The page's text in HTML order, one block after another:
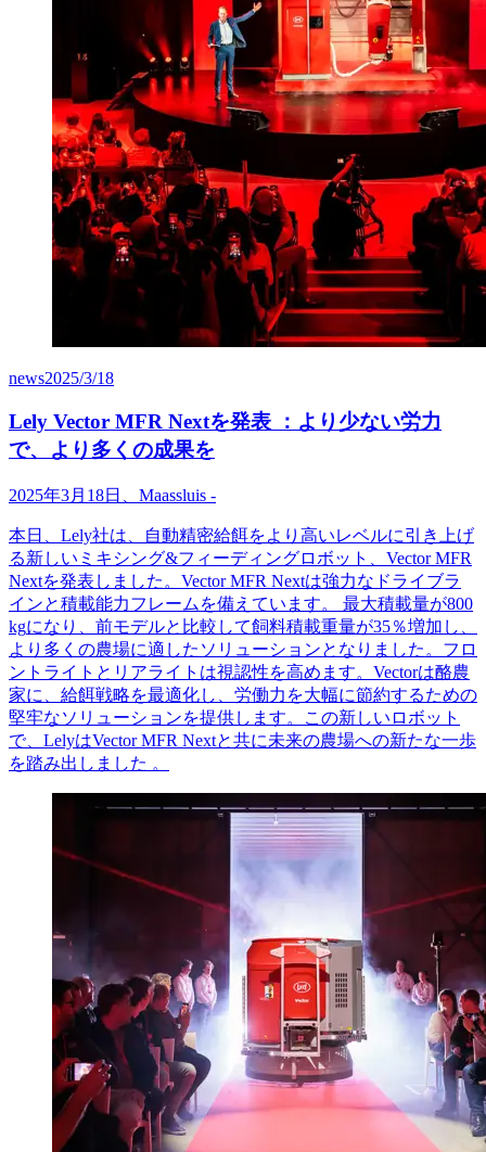
news2025/3/18
Lely Vector MFR Nextを発表 ：より少ない労力
で、より多くの成果を
2025年3月 18日、 Maassluis -
本日、 Lely社は、自動精密給餌をより高いレベルに引き上げ
る新しいミキシング&フィーディングロボット、 Vector MFR
Nextを発表しました。 Vector MFR Nextは強力なドライブラ
インと積載能力フレームを備えています。
最大積載量が800
kgになり、前モデルと比較して飼料積載重量が35％増加し、
より多くの農場に適したソリューションとなりました。フロ
ントライトとリアライトは視認性を高めます。 Vectorは酪農
家に、給餌戦略を最適化し、労働力を大幅に節約するための
堅牢なソリューションを提供します。この新しいロボット
で、 LelyはVector MFR Nextと共に未来の農場への新たな一歩
を踏み出しました 。